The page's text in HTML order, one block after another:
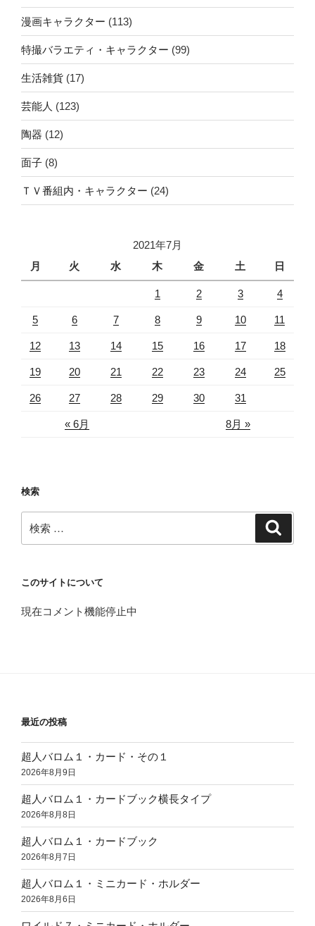
漫画キャラクター (113)
特撮バラエティ・キャラクター (99)
生活雑貨 (17)
芸能人 (123)
陶器 (12)
面子 (8)
ＴＶ番組内・キャラクター (24)
2021年7月
月
火 水 木 金 土 日
« 6月 8月 »
1 2 3 4
5 6 7 8 9 10 11
12 13 14 15 16 17 18
19 20 21 22 23 24 25
26 27 28 29 30 31
検索
検
索:
このサイトについて
現在コメント機能停止中
最近の投稿
超人バロム１・カード・その１
2026年8月9日
超人バロム１・カードブック横長タイプ
2026年8月8日
超人バロム１・カードブック
2026年8月7日
超人バロム１・ミニカード・ホルダー
2026年8月6日